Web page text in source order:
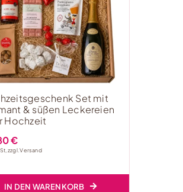
Set mit
& süßen Leckereien
Hochzeit
€
zzgl.Versand
IN DEN WARENKORB